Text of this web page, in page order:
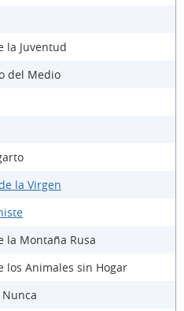
la Juventud
del Medio
la Virgen
la Montaña Rusa
los Animales sin Hogar